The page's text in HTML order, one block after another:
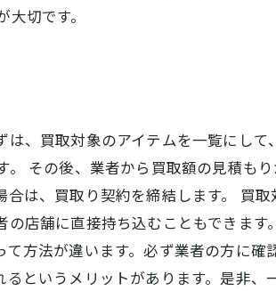
切です。
、買取対象のアイテムを一覧にし
その後、業者から買取額の見積も
は、買取り契約を締結します。 買
店舗に直接持ち込むこともできま
方法が違います。必ず業者の方に
というメリットがあります。是非、